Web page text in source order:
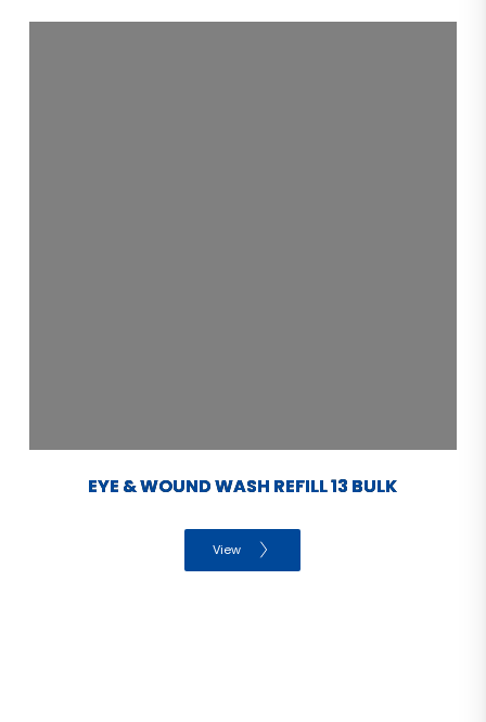
EYE & WOUND WASH REFILL 13 BULK
View